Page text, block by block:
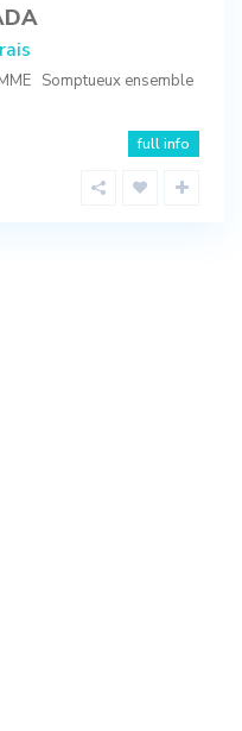
Somptueux ensemble
full info